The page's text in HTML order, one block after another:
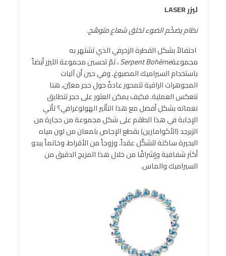
ليزرLASER
نظام يضخّم الضوء لخلق شعاع متوهّج.
احتفالاً بشكل القطرة الزخرفي الذي تشتهر به
مجموعةSerpent Bohème، تمّ تحسين مجموعة الليزر أيضاً
باستخدام السيراميك المصبوغ. وفي حين أن آليات
المجوهرات الراقية تتمحور عادةً حول حجر معيّن، هنا
تنعكس العملية. فكيف يمكن العثور على حجر تتطابق
نغماته بشكل أفضل مع هذا التأثير الهولوغرافي؟ تأتي
الإجابة في هذا الطقم على شكل مجموعة من حجارة من
الزبرجد (الأكوامارين) بقطع الإجاص بلمعان من لون مياه
البحيرة ساكنة لتشكّل عقداً، وزوجاً من الأقراط، وخاتماً يبدو
أكثر شفافية وإشراقًا من خلال هذا المزيج الدقيق من
السيراميك والماس.